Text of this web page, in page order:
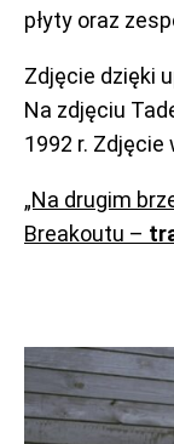
płyty oraz
Zdjęcie dzięki
Na zdjęciu
1992 r. Zdjęcie
„Na drugim
Breakoutu –